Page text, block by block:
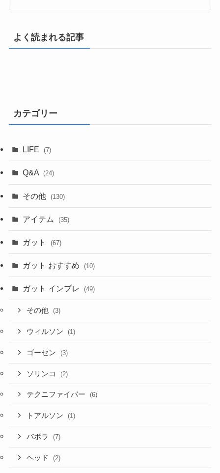
よく読まれる記事
カテゴリー
LIFE (7)
Q&A (24)
その他 (130)
アイテム (35)
ガット (67)
ガット おすすめ (10)
ガット インプレ (49)
その他 (3)
ウィルソン (1)
ゴーセン (3)
ソリンコ (2)
テクニファイバー (6)
トアルソン (1)
バボラ (7)
ヘッド (2)